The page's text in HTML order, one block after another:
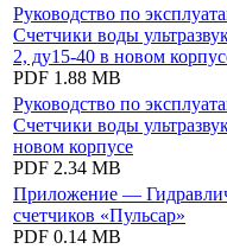
Руководство по
Счетчики воды
2, ду15-40 в новом
PDF 1.88 MB
Руководство по
Счетчики воды
новом корпусе
PDF 2.34 MB
Приложение —
счетчиков «Пульсар»
PDF 0.14 MB